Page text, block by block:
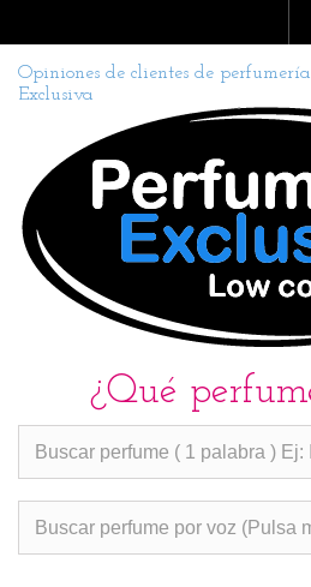
Opiniones de clientes de
Exclusiva
¿Qué